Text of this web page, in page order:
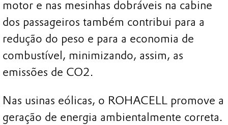
motor e nas mesinhas dobráveis na cabine
dos passageiros também contribui para a
redução do peso e para a economia de
combustível, minimizando, assim, as
emissões de CO2.
Nas usinas eólicas, o ROHACELL promove a
geração de energia ambientalmente correta.